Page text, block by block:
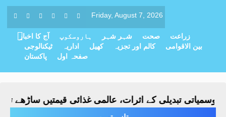
Friday, August 7, 2026
آج کا اخبار ہاروسکوپ شہر شہر صحت
زراعت
ٹیکنالوجی
اداریہ کھیل کالم اور تجزیہ
بین الاقوامی
پاکستان
صفحہ اول
تبدیلی کے اثرات، عالمی غذائی قیمتیں ساڑھے تین